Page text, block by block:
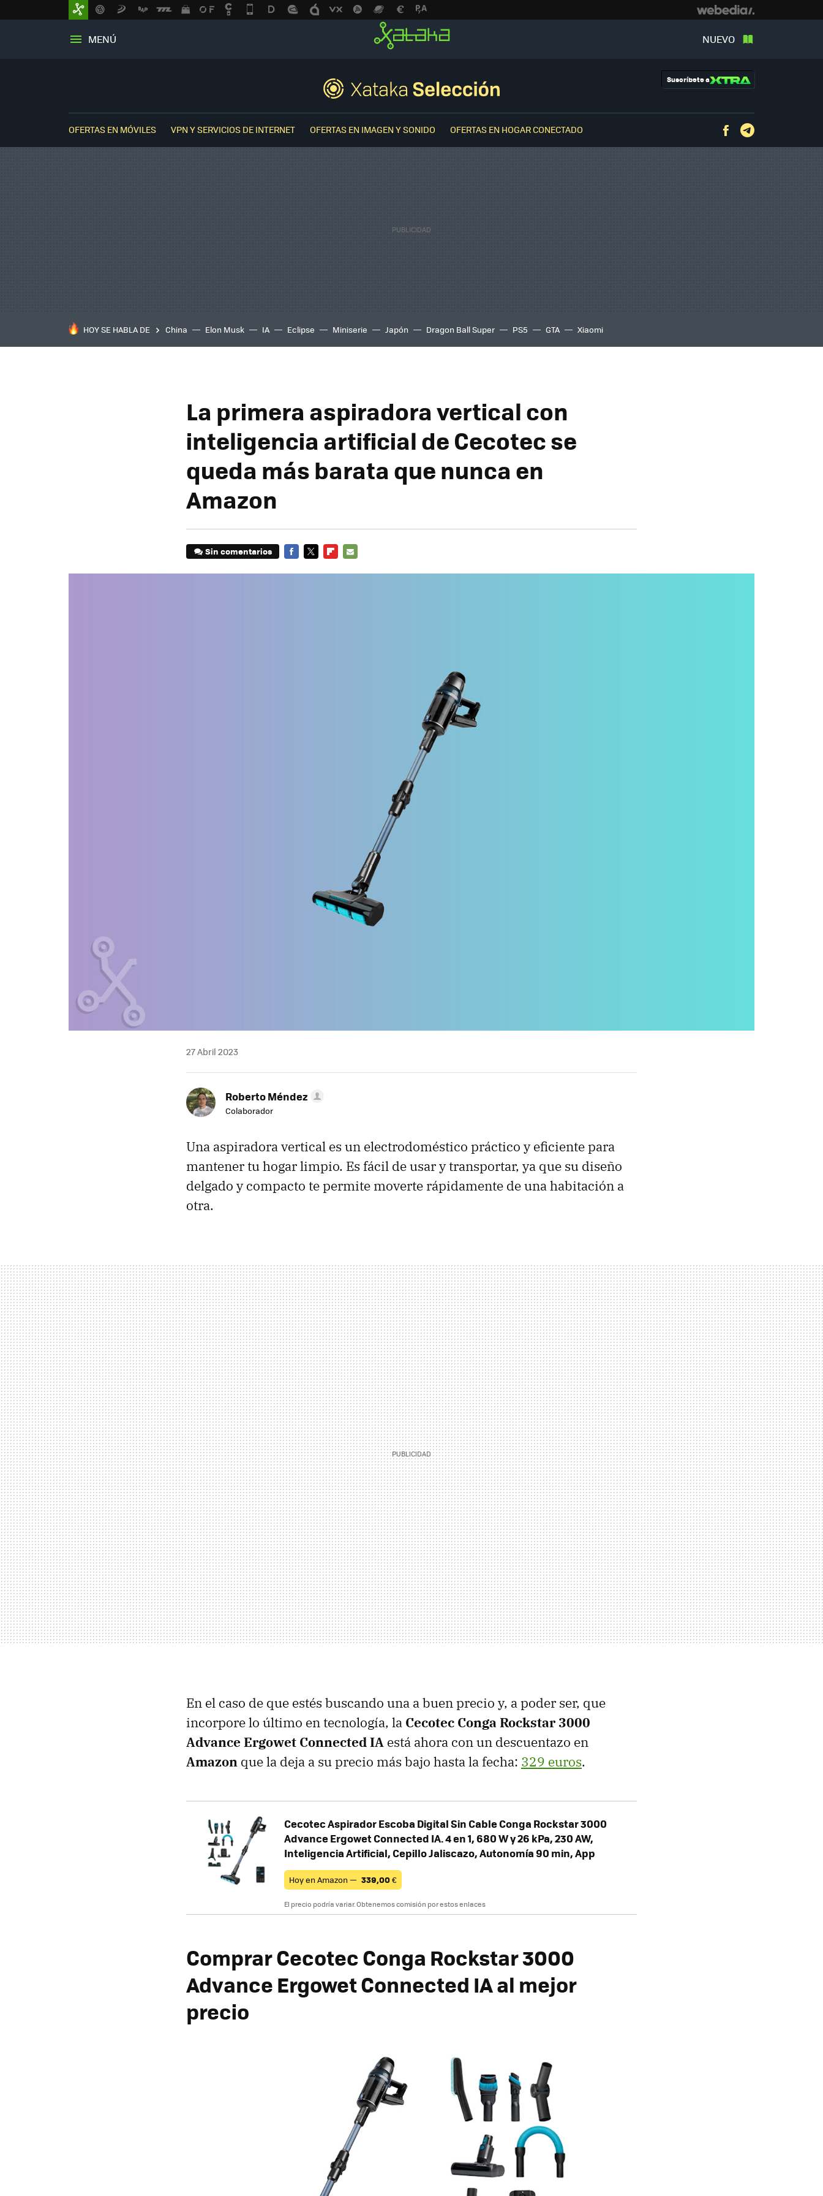
MENÚ NUEVO
Suscríbete a
OFERTAS EN MÓVILES VPN Y SERVICIOS DE INTERNET OFERTAS EN IMAGEN Y SONIDO OFERTAS EN HOGAR CONECTADO Facebook
HOY SE HABLA DE China Elon Musk IA Eclipse Miniserie Japón Dragon Ball Super PS5 GTA Xiaomi
La primera aspiradora vertical con
inteligencia artificial de Cecotec se
queda más barata que nunca en
Amazon
Sin comentarios
27 Abril 2023
Roberto Méndez
Colaborador
Una aspiradora vertical es un electrodoméstico práctico y eficiente para
mantener tu hogar limpio. Es fácil de usar y transportar, ya que su diseño
delgado y compacto te permite moverte rápidamente de una habitación a
otra.
En el caso de que estés buscando una a buen precio y, a poder ser, que
incorpore lo último en tecnología, la Cecotec Conga Rockstar 3000
Advance Ergowet Connected IA está ahora con un descuentazo en
Amazon que la deja a su precio más bajo hasta la fecha: 329 euros.
Cecotec Aspirador Escoba Digital Sin Cable Conga Rockstar 3000
Advance Ergowet Connected IA. 4 en 1, 680 W y 26 kPa, 230 AW,
Inteligencia Artificial, Cepillo Jaliscazo, Autonomía 90 min, App
Hoy en Amazon — 339,00€
El precio podría variar. Obtenemos comisión por estos enlaces
ComprarCecotec Conga Rockstar 3000
Advance Ergowet Connected IA al mejor
precio